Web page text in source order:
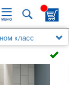
класс
160x70